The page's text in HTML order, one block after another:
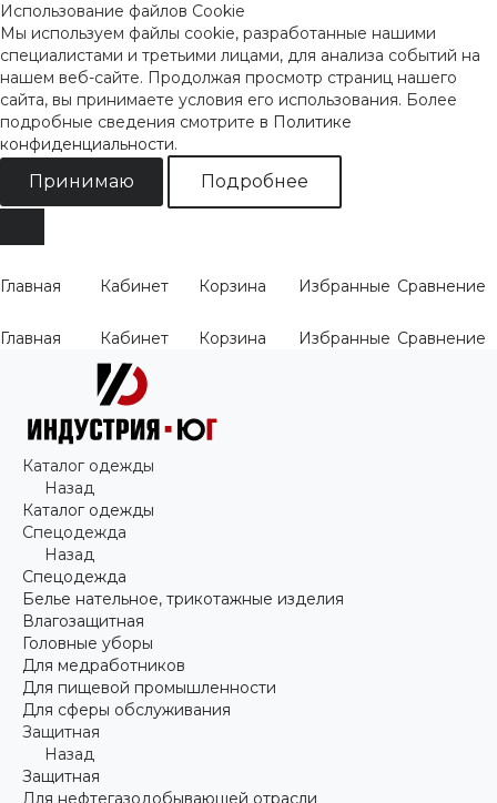
Использование файлов Cookie
Мы используем файлы cookie, разработанные нашими
специалистами и третьими лицами, для анализа событий на
нашем веб-сайте. Продолжая просмотр страниц нашего
сайта, вы принимаете условия его использования. Более
подробные сведения смотрите в Политике
конфиденциальности.
Принимаю Подробнее
Главная Кабинет Корзина Избранные Сравнение
Главная Кабинет Корзина Избранные Сравнение
Каталог одежды
Назад
Каталог одежды
Спецодежда
Назад
Спецодежда
Белье нательное, трикотажные изделия
Влагозащитная
Головные уборы
Для медработников
Для пищевой промышленности
Для сферы обслуживания
Защитная
Назад
Защитная
Для нефтегазодобывающей отрасли